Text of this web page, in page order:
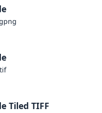
png
tif
Tiled TIFF